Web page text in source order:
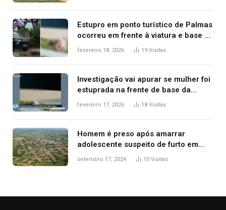
Estupro em ponto turístico de Palmas
ocorreu em frente à viatura e base de
segurança; polícia investiga
fevereiro 18, 2026 19 Visitas
Investigação vai apurar se mulher foi
estuprada na frente de base da
Guarda Metropolitana de Palmas, diz
fevereiro 17, 2026 18 Visitas
Homem é preso após amarrar
adolescente suspeito de furto em
estaca de cerca e agredi-lo
setembro 17, 2024 10 Visitas